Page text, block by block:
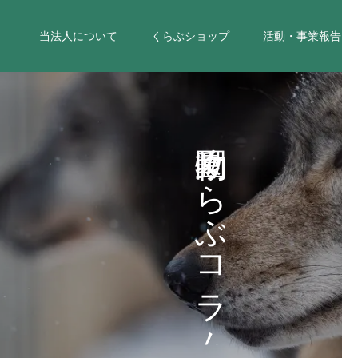
当法人について くらぶショップ 活動・事業報告
く
ら
ぶ
コ
ラ
ム